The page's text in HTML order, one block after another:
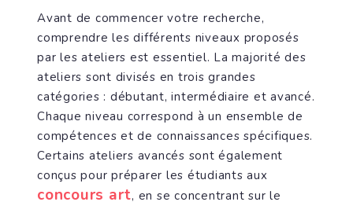
Avant de commencer votre recherche,
comprendre les différents niveaux proposés
par les ateliers est essentiel. La majorité des
ateliers sont divisés en trois grandes
catégories : débutant, intermédiaire et avancé.
Chaque niveau correspond à un ensemble de
compétences et de connaissances spécifiques.
Certains ateliers avancés sont également
conçus pour préparer les étudiants aux
concours art, en se concentrant sur le